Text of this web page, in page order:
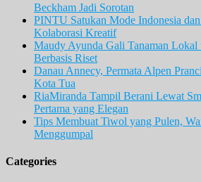
Beckham Jadi Sorotan
PINTU Satukan Mode Indonesia
Kolaborasi Kreatif
Maudy Ayunda Gali Tanaman Lokal
Berbasis Riset
Danau Annecy, Permata Alpen
Kota Tua
RiaMiranda Tampil Berani Lewat
Pertama yang Elegan
Tips Membuat Tiwol yang Pulen,
Menggumpal
Categories